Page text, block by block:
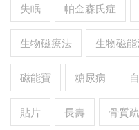
失眠 帕金森氏症
生物磁療法 生物磁能
磁能寶 糖尿病
貼片 長壽 骨質